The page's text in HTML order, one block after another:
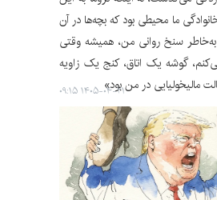
ما محیطی بود که بچه‌ها در آن
به‌خاطر سنخ روانی من، همیشه وقتی
گوشه یک اتاق، کنج یک زاویه
مالیخولیایی در من بود»۱۴۰۵-۰۴-۲۱ ۰۹:۱۵